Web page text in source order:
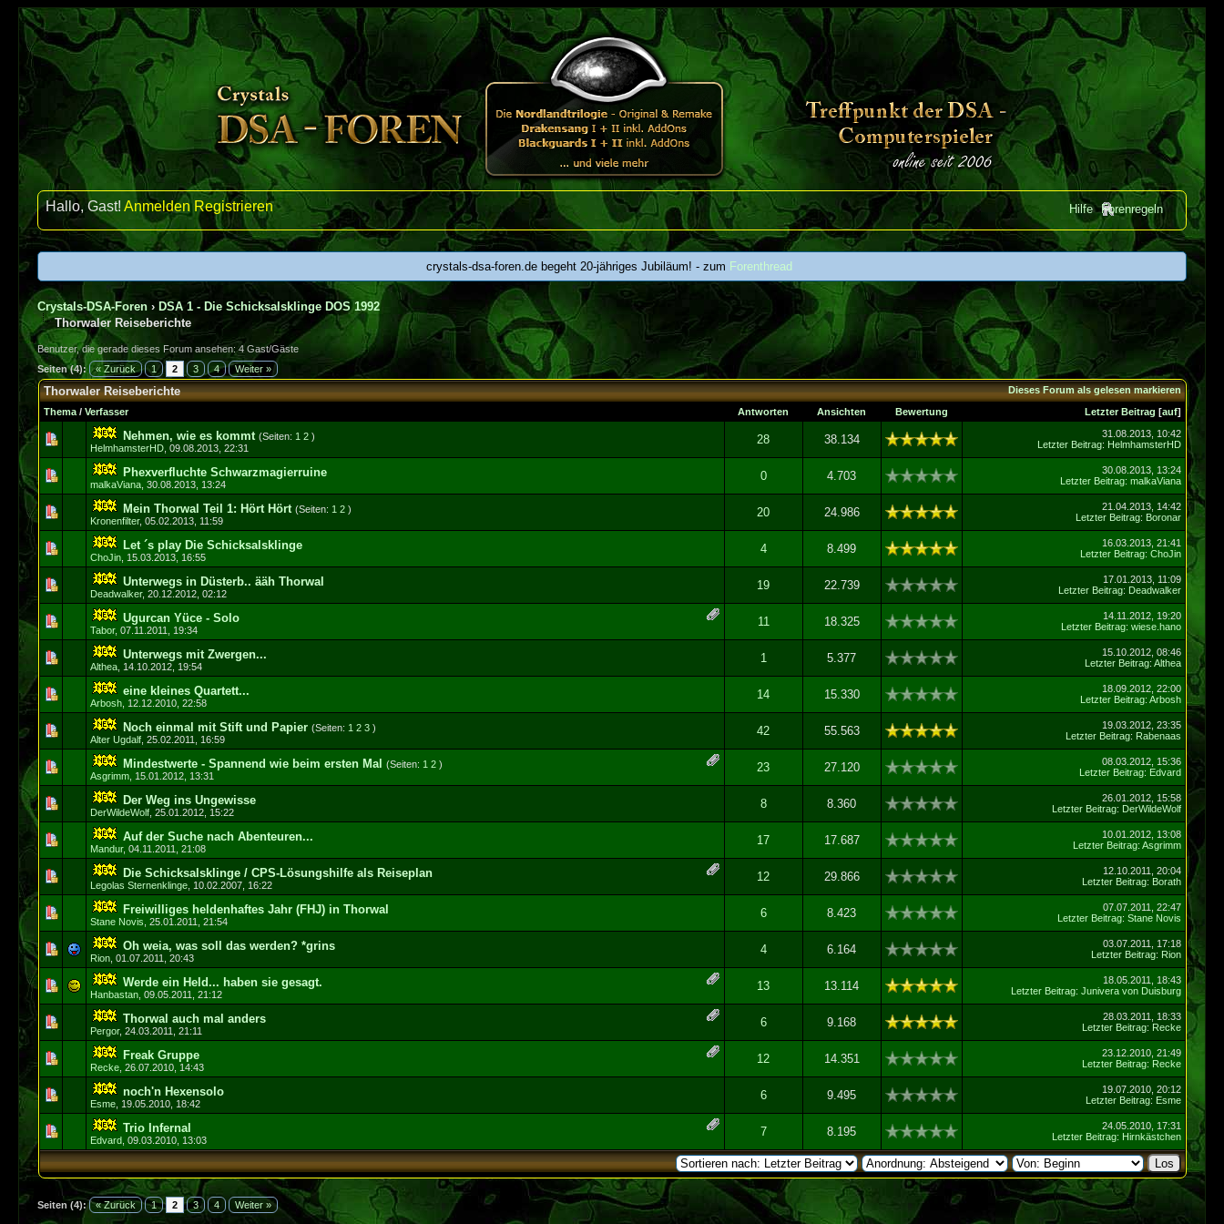
Hilfe Forenregeln
Hallo, Gast!Anmelden Registrieren
crystals-dsa-foren.de begeht 20-jähriges Jubiläum! - zum Forenthread
Crystals-DSA-Foren › DSA 1 - Die Schicksalsklinge DOS 1992
Thorwaler Reiseberichte
Benutzer, die gerade dieses Forum ansehen: 4 Gast/Gäste
Seiten (4):
« Zurück 1 2 3 4
Weiter »
Dieses Forum als gelesen markieren
Thorwaler Reiseberichte
Thema/ Verfasser Antworten Ansichten Bewertung Letzter Beitrag [auf]
Nehmen, wie es kommt (Seiten: 1 2 )
HelmhamsterHD, 09.08.2013, 22:31
28 38.134
31.08.2013, 10:42
Letzter Beitrag: HelmhamsterHD
Phexverfluchte Schwarzmagierruine
malkaViana, 30.08.2013, 13:24
0 4.703
0 Bewertung(en) - 0 von 5 durchschnittlich
30.08.2013, 13:24
Letzter Beitrag: malkaViana
Mein Thorwal Teil 1: Hört Hört (Seiten: 1 2 )
Kronenfilter, 05.02.2013, 11:59
20 24.986
21.04.2013, 14:42
Letzter Beitrag: Boronar
Let ´s play Die Schicksalsklinge
ChoJin, 15.03.2013, 16:55
4 8.499
16.03.2013, 21:41
Letzter Beitrag: ChoJin
Unterwegs in Düsterb.. ääh Thorwal
Deadwalker, 20.12.2012, 02:12
19 22.739
0 Bewertung(en) - 0 von 5 durchschnittlich
17.01.2013, 11:09
Letzter Beitrag: Deadwalker
Ugurcan Yüce - Solo
Tabor, 07.11.2011, 19:34
11 18.325
14.11.2012, 19:20
Letzter Beitrag: wiese.hano
Unterwegs mit Zwergen...
Althea, 14.10.2012, 19:54
1 5.377
15.10.2012, 08:46
Letzter Beitrag: Althea
eine kleines Quartett...
Arbosh, 12.12.2010, 22:58
14 15.330
18.09.2012, 22:00
Letzter Beitrag: Arbosh
Noch einmal mit Stift und Papier (Seiten: 1 2 3 )
Alter Ugdalf, 25.02.2011, 16:59
42 55.563
3 Bewertung(en) - 5 von 5 durchschnittlich
19.03.2012, 23:35
Letzter Beitrag: Rabenaas
Mindestwerte - Spannend wie beim ersten Mal (Seiten: 1 2 )
Asgrimm, 15.01.2012, 13:31
23 27.120
0 Bewertung(en) - 0 von 5 durchschnittlich
12
08.03.2012, 15:36
Letzter Beitrag: Edvard
Der Weg ins Ungewisse
DerWildeWolf, 25.01.2012, 15:22
8 8.360
26.01.2012, 15:58
Letzter Beitrag: DerWildeWolf
Auf der Suche nach Abenteuren...
Mandur, 04.11.2011, 21:08
17 17.687
10.01.2012, 13:08
Letzter Beitrag: Asgrimm
Die Schicksalsklinge / CPS-Lösungshilfe als Reiseplan
Legolas Sternenklinge, 10.02.2007, 16:22
12 29.866
0 Bewertung(en) - 0 von 5 durchschnittlich
12.10.2011, 20:04
Letzter Beitrag: Borath
Freiwilliges heldenhaftes Jahr (FHJ) in Thorwal
Stane Novis 25.01.2011, 21:54
6 8.423
0 Bewertung(en) - 0 von 5 durchschnittlich
07.07.2011, 22:47
Letzter Beitrag: Stane Novis
Oh weia, was soll das werden? *grins
Rion, 01.07.2011, 20:43
4 6.164
0 Bewertung(en) - 0 von 5 durchschnittlich
03.07.2011, 17:18
Letzter Beitrag: Rion
Werde ein Held... haben sie gesagt.
Hanbastan, 09.05.2011, 21:12
13 13.114
18.05.2011, 18:43
Letzter Beitrag: Junivera von Duisburg
Thorwal auch mal anders
Pergor, 24.03.2011, 21:11
6 9.168
28.03.2011, 18:33
Letzter Beitrag: Recke
Freak Gruppe
Recke, 26.07.2010, 14:43
12 14.351
23.12.2010, 21:49
Letzter Beitrag: Recke
noch'n Hexensolo
Esme, 19.05.2010, 18:42
6 9.495
19.07.2010, 20:12
Letzter Beitrag: Esme
Trio Infernal
Edvard, 09.03.2010, 13:03
7 8.195
24.05.2010, 17:31
Letzter Beitrag: Hirnkästchen
Seiten (4): « Zurück 1 2 3 4 Weiter »